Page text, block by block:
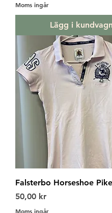
Moms ingår
Lägg i kundvagn
Falsterbo Horseshoe
Pris
50,00 kr
Moms ingår